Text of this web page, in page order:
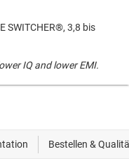
SWITCHER®, 3,8 bis
IQ and lower EMI.